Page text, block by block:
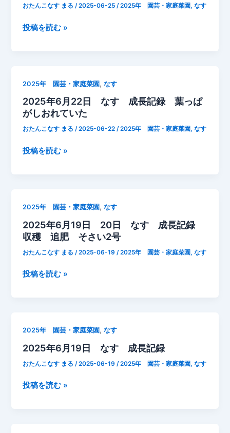
慌
て
て
し
た。
病
気
の
前
兆
う
め
け
一
の
株
は
ま
れ
ら
の
草
おたんこなす まる/2025-06-25/2025年 園芸・家庭菜園,なす
2025
日
な
す
成
記
投稿を読む »
2025年 園芸・家庭菜園 ,なす
2025年6月22日 なす 成長記録 葉っぱ
がしおれていた
おたんこなす まる/2025-06-22/2025年 園芸・家庭菜園,なす
2025
日
な
す
成
記
が
し
お
て
投稿を読む »
2025年 園芸・家庭菜園 ,なす
2025年6月19日 20日 なす 成長記録
収穫 追肥 そさい2号
おたんこなす まる /2025-06-19 /2025年 園芸・家庭菜園,なす
2025
日
20
日
す
投稿を読む »
2025年 園芸・家庭菜園 ,なす
2025年6月19日 なす 成長記録
おたんこなす まる /2025-06-19 /2025年 園芸・家庭菜園,なす
2025
投稿を読む »